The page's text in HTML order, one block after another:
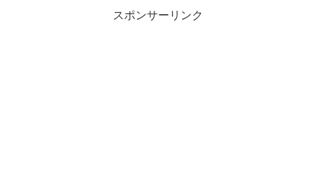
スポンサーリンク